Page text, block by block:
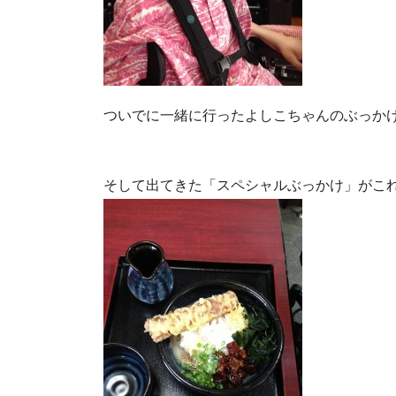
ついでに一緒に行ったよしこちゃんのぶっか
そして出てきた「スペシャルぶっかけ」がこ